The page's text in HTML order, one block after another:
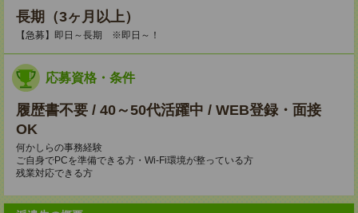
長期（3ヶ月以上）
【急募】即日～長期 ※即日～！
応募資格・条件
履歴書不要 / 40～50代活躍中 / WEB登録・面接
OK
何かしらの事務経験
ご自身でPCを準備できる方・Wi-Fi環境が整っている方
残業対応できる方